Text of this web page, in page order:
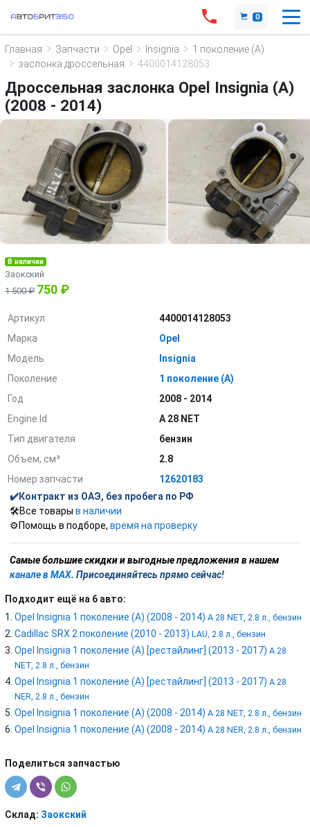
0
Главная Запчасти Opel Insignia
1 поколение (A)
заслонка дроссельная
4400014128053
Дроссельная заслонка Opel Insignia (A)
(2008 - 2014)
В наличии
Заокский
1 500 ₽ 750 ₽
Артикул
4400014128053
Марка
Opel
Модель
Insignia
Поколение
1 поколение (A)
Год
2008 - 2014
Engine Id
A 28 NET
Тип двигателя
бензин
Объем, см³
2.8
Номер запчасти
12620183
✔️Контракт из ОАЭ, без пробега по РФ
🛠️Все товары в наличии
⚙️Помощь в подборе, время на проверку
Самые большие скидки и выгодные предложения в нашем
канале в MAX. Присоединяйтесь прямо сейчас!
Подходит ещё на 6 авто:
Opel Insignia 1 поколение (A) (2008 - 2014) A 28 NET, 2.8 л., бензин
Cadillac SRX 2 поколение (2010 - 2013) LAU, 2.8 л., бензин
Opel Insignia 1 поколение (A) [рестайлинг] (2013 - 2017) A 28
NET, 2.8 л., бензин
Opel Insignia 1 поколение (A) [рестайлинг] (2013 - 2017) A 28
NER, 2.8 л., бензин
Opel Insignia 1 поколение (A) (2008 - 2014) A 28 NET, 2.8 л., бензин
Opel Insignia 1 поколение (A) (2008 - 2014) A 28 NER, 2.8 л., бензин
Поделиться запчастью
Склад: Заокский